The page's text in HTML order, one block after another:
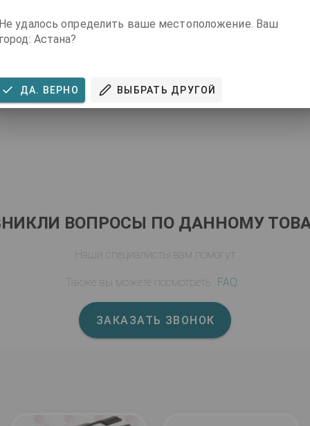
пока нет
оставит отзыв об этом товаре!
первый отзыв
ВОПРОСЫ ПО ДАННОМУ
Наши специалисты вам помогут
Также вы можете посмотреть FAQ.
ЗАКАЗАТЬ ЗВОНОК
Не удалось определить ваше местоположение. Ваш
город: Астана?
ДА. ВЕРНО ВЫБРАТЬ ДРУГОЙ